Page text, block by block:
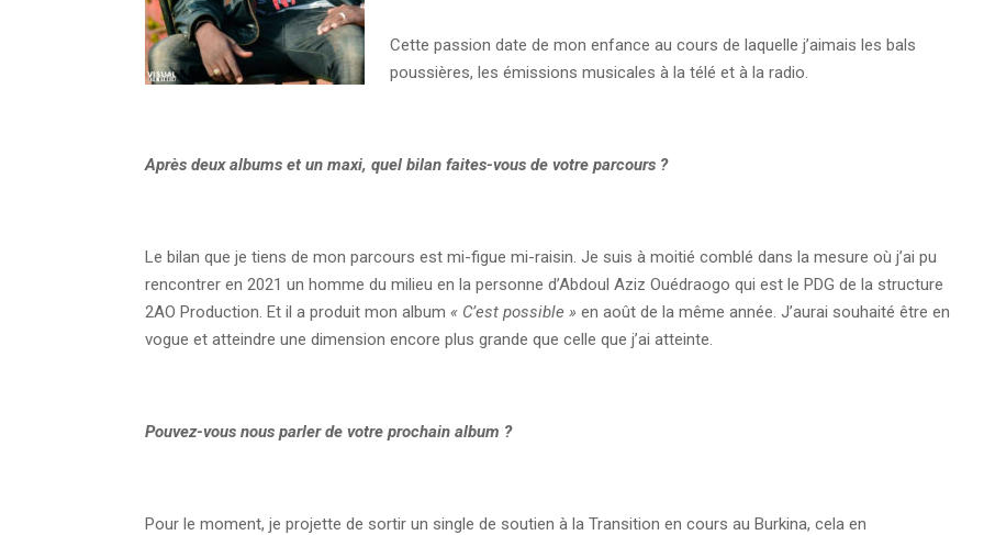
Cette passion date de mon enfance au cours de laquelle j’aimais les bals
poussières, les émissions musicales à la télé et à la radio.
Après deux albums et un maxi, quel bilan faites-vous de votre parcours ?
Le bilan que je tiens de mon parcours est mi-figue mi-raisin. Je suis à moitié comblé dans la mesure où j’ai pu
rencontrer en 2021 un homme du milieu en la personne d’Abdoul Aziz Ouédraogo qui est le PDG de la structure
2AO Production. Et il a produit mon album « C’est possible » en août de la même année. J’aurai souhaité être en
vogue et atteindre une dimension encore plus grande que celle que j’ai atteinte.
Pouvez-vous nous parler de votre prochain album ?
Pour le moment, je projette de sortir un single de soutien à la Transition en cours au Burkina, cela en